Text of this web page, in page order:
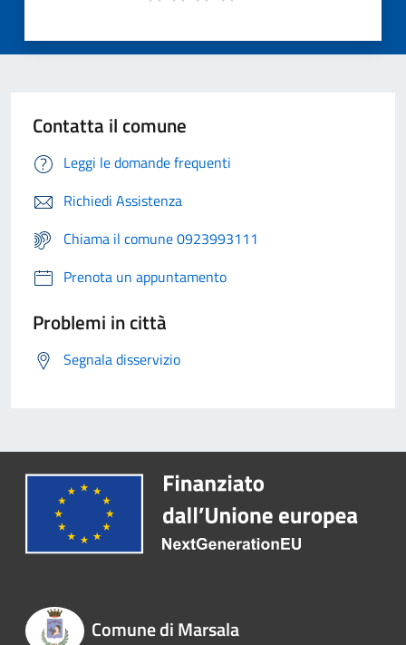
Contatta il comune
Leggi le domande frequenti
Richiedi Assistenza
Chiama il comune 0923993111
Prenota un appuntamento
Problemi in città
Segnala disservizio
Comune di Marsala